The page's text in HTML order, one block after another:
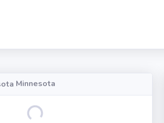
Minnesota
Loading...